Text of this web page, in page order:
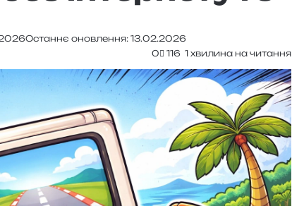
Останнє оновлення: 13.02.2026
0
116 1 хвилина на читання